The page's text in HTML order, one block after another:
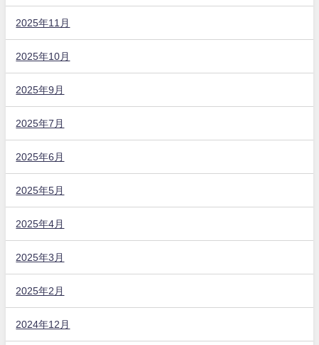
2025年11月
2025年10月
2025年9月
2025年7月
2025年6月
2025年5月
2025年4月
2025年3月
2025年2月
2024年12月